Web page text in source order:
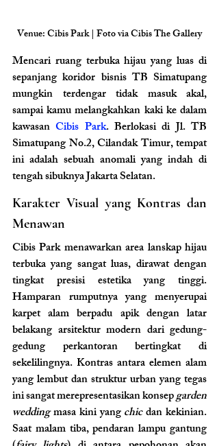
Venue: Cibis Park | Foto via Cibis The Gallery
Mencari ruang terbuka hijau yang luas di
sepanjang koridor bisnis TB Simatupang
mungkin terdengar tidak masuk akal,
sampai kamu melangkahkan kaki ke dalam
kawasan Cibis Park. Berlokasi di Jl. TB
Simatupang No.2, Cilandak Timur, tempat
ini adalah sebuah anomali yang indah di
tengah sibuknya Jakarta Selatan.
Karakter Visual yang Kontras dan
Menawan
Cibis Park menawarkan area lanskap hijau
terbuka yang sangat luas, dirawat dengan
tingkat presisi estetika yang tinggi.
Hamparan rumputnya yang menyerupai
karpet alam berpadu apik dengan latar
belakang arsitektur modern dari gedung-
gedung perkantoran bertingkat di
sekelilingnya. Kontras antara elemen alam
yang lembut dan struktur urban yang tegas
ini sangat merepresentasikan konsep garden
wedding masa kini yang chic dan kekinian.
Saat malam tiba, pendaran lampu gantung